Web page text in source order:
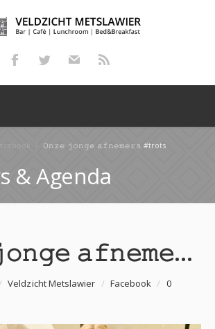
𝙾𝚗𝚣𝚎 𝚓𝚘𝚗𝚐𝚎 𝚊𝚏𝚗𝚎𝚖𝚎𝚛𝚜 #trots
& Agenda
𝙾𝚗𝚣𝚎 𝚓𝚘𝚗𝚐𝚎 𝚊𝚏𝚗𝚎𝚖𝚎𝚛𝚜 #trots
Veldzicht Metslawier / Facebook / 0